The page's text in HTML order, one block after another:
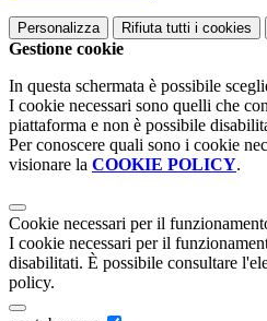
Personalizza Rifiuta tutti i cookies
Gestione cookie
In questa schermata è possibile
I cookie necessari sono quelli che
piattaforma e non è possibile
Per conoscere quali sono i cookie
visionare la COOKIE POLICY.
Cookie necessari per il
I cookie necessari per il
disabilitati. È possibile consultare
policy.